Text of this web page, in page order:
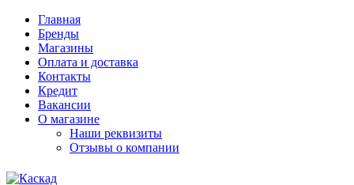
Главная
Бренды
Магазины
Оплата и доставка
Контакты
Кредит
Вакансии
О магазине
Наши реквизиты
Отзывы о компании